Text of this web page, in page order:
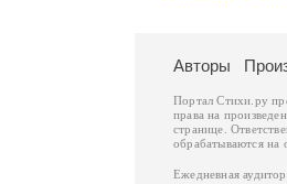
Авторы
Портал Стихи.ру
права на
странице.
обрабатываются на
Ежедневная